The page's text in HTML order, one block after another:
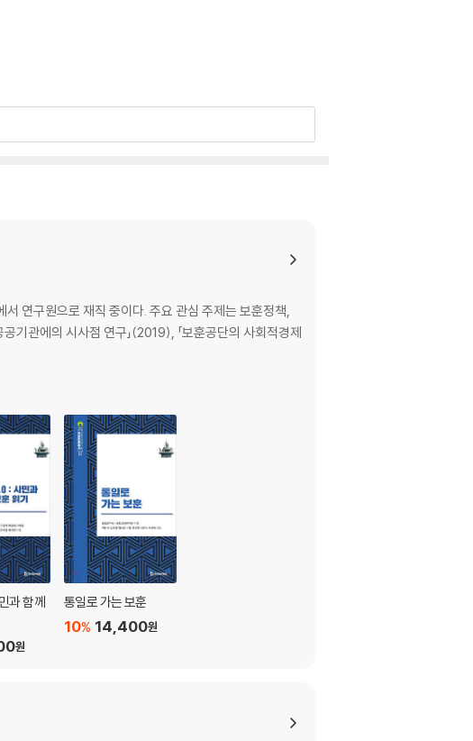
연구원으로 재직 중이다. 주요 관심 주제는 보훈정책,
기관에의 시사점 연구」(2019), 「보훈공단의 사회적경제
과 함께
원
통일로 가는 보훈
14,400원
10%